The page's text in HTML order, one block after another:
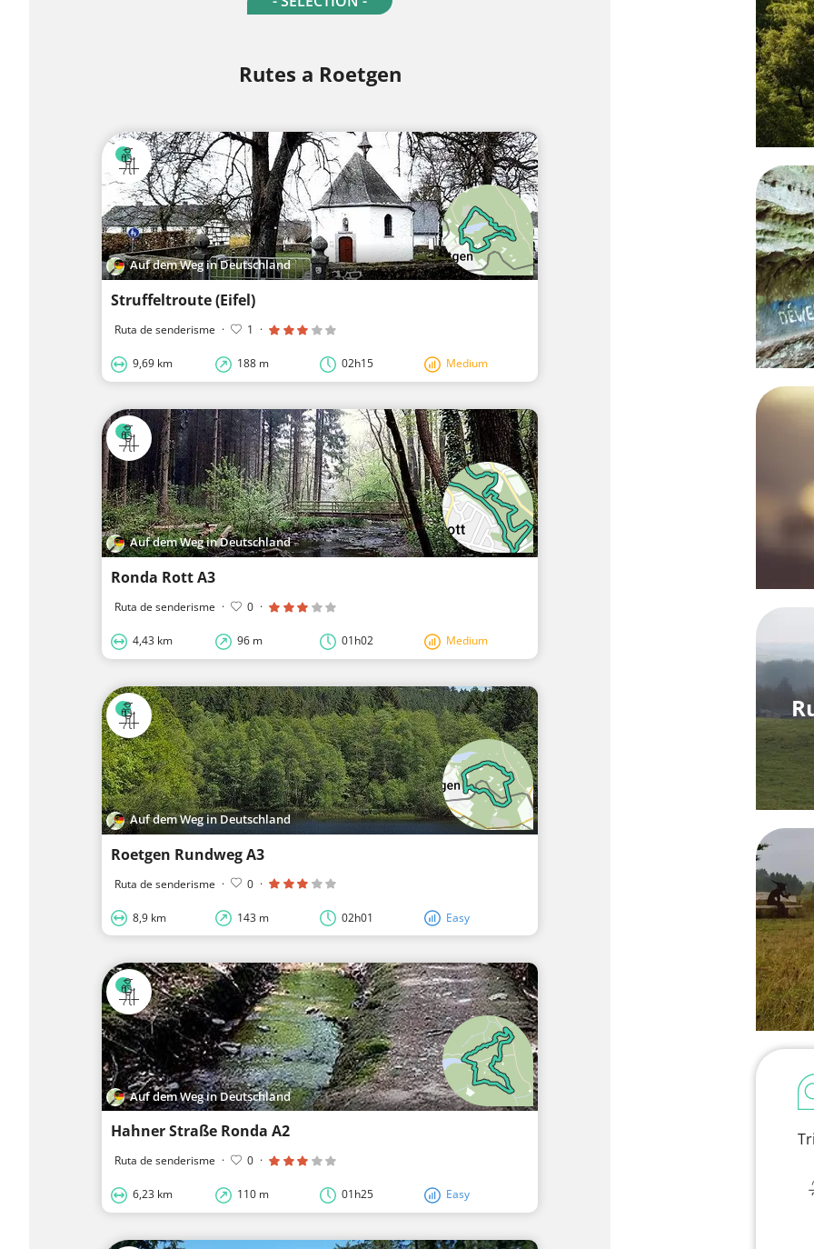
Rutes a Roetgen
Auf dem Weg in Deutschland
Struffeltroute (Eifel)
Ruta de senderisme · 1 ·
9,69 km 188 m 02h15 Medium
Auf dem Weg in Deutschland
Ronda Rott A3
Ruta de senderisme · 0 ·
4,43 km 96 m 01h02 Medium
Auf dem Weg in Deutschland
Roetgen Rundweg A3
Ruta de senderisme · 0 ·
8,9 km 143 m 02h01 Easy
Auf dem Weg in Deutschland
Hahner Straße Ronda A2
Ruta de senderisme · 0 ·
6,23 km 110 m 01h25 Easy